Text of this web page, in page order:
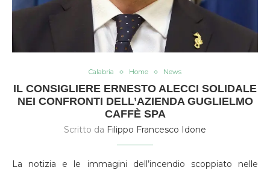
Calabria Home News
IL CONSIGLIERE ERNESTO ALECCI SOLIDALE
NEI CONFRONTI DELL’AZIENDA GUGLIELMO
CAFFÈ SPA
Scritto da Filippo Francesco Idone
La notizia e le immagini dell’incendio scoppiato nelle